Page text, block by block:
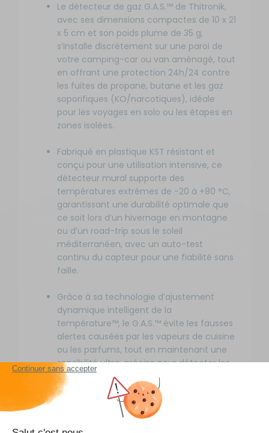
Le détecteur de gaz G.A.S.™ de Thitronik,
avec ses dimensions compactes de 10 x 21
x 5 cm et son poids plume de 35 g,
s’installe discrètement sur une paroi de
votre camping-car ou van aménagé, tout
en offrant une protection 24h/24 contre
les fuites de propane, butane et les gaz
soporifiques (KO/narcotiques), idéale
pour les voyages en solo ou les étapes en
zones isolées.
Fabriqué en plastique KST résistant et
conçu pour une utilisation intensive, ce
détecteur mural supporte des
températures extrêmes de -20 à +80 °C,
garantissant une durabilité optimale que
ce soit lors d’un hivernage en montagne
ou d’un road-trip sous le soleil
méditerranéen, avec un auto-test
continu du capteur pour une fiabilité sans
faille.
Grâce à sa technologie d’ajustement
dynamique intelligent de la
température™, le G.A.S.™ évite les fausses
alertes causées par les vapeurs de cuisine
ou les parfums, tout en maintenant une
sensibilité ultra-précise pour détecter les
menaces réelles, comme une fuite de
gaz pendant la nuit ou une tentative
d’intrusion sous anesthésie.
Pratique et économe, ce détecteur